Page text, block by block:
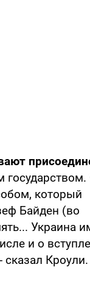
который
Байден (во
Украина
и о
Кроули.